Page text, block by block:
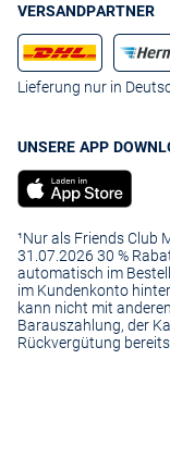
VERSANDPARTNER
Lieferung nur in
UNSERE APP
¹Nur als Friends Club
31.07.2026 30 %
automatisch im
im Kundenkonto
kann nicht mit
Barauszahlung, der
Rückvergütung